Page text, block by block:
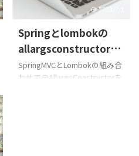
よって切り替えたい場合などで
す。 簡単な注意点があったの
でメモ。 前提 Spring MVC
5.xJava11Thymeleaf.3.0.11 先
に結論 Thymeleaf側でURLを組
み立てるときにJavaの文字列
2021/7/1
Springとlombokの
allargsconstructorで
「NoUniqueBeanDefi
nitionException」に
SpringMVCとLombokの組み合
わせで@AllargsConstructorを